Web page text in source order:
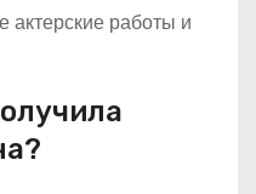
актерские работы и